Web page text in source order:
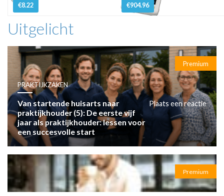
€8.22 €904.96
Uitgelicht
Premium
PRAKTIJKZAKEN
Van startende huisarts naar
praktijkhouder (5): De eerste vijf
jaar als praktijkhouder: lessen voor
een succesvolle start
Plaats een reactie
Premium